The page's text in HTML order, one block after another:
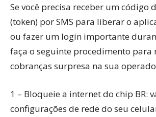
Se você precisa receber um código
(token) por SMS para liberar o
ou fazer um login importante
faça o seguinte procedimento para
cobranças surpresa na sua
1 – Bloqueie a internet do chip BR:
configurações de rede do seu